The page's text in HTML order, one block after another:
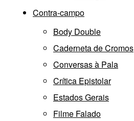
Contra-campo
Body Double
Caderneta de Cromos
Conversas à Pala
Crítica Epistolar
Estados Gerais
Filme Falado